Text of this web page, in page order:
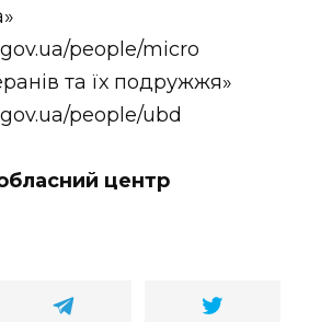
people/micro
та їх подружжя»
people/ubd
центр